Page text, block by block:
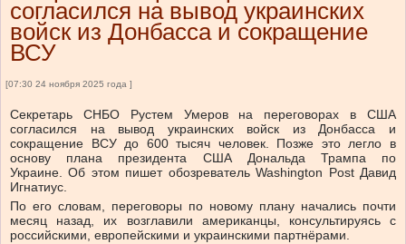
согласился на вывод украинских
войск из Донбасса и сокращение
ВСУ
[07:30 24 ноября 2025 года ]
Секретарь СНБО Рустем Умеров на переговорах в США
согласился на вывод украинских войск из Донбасса и
сокращение ВСУ до 600 тысяч человек. Позже это легло в
основу плана президента США Дональда Трампа по
Украине. Об этом пишет обозреватель Washington Post Давид
Игнатиус.
По его словам, переговоры по новому плану начались почти
месяц назад, их возглавили американцы, консультируясь с
российскими, европейскими и украинскими партнёрами.